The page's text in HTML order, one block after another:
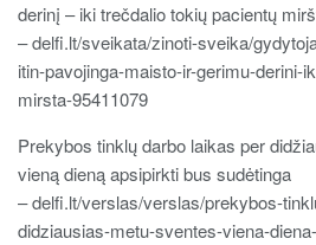
derinį – iki trečdalio tokių pacientų
– delfi.lt/sveikata/zinoti-sveika/
itin-pavojinga-maisto-ir-gerimu-derini-
mirsta-95411079
Prekybos tinklų darbo laikas per
vieną dieną apsipirkti bus sudėtinga
– delfi.lt/verslas/verslas/prekybos-
didziausias-metu-sventes-viena-